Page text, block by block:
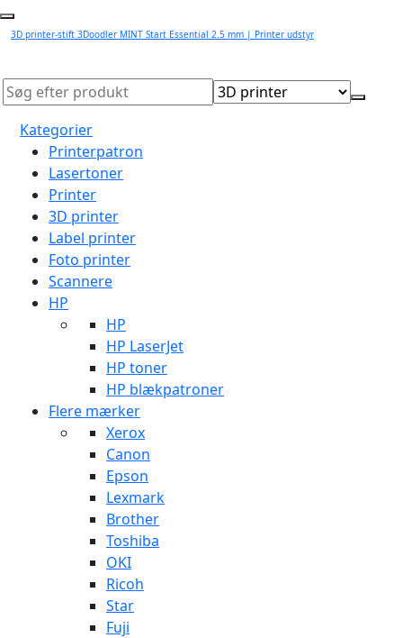
3D printer-stift 3Doodler MINT Start Essential 2.5 mm | Printer udstyr
Kategorier
Printerpatron
Lasertoner
Printer
3D printer
Label printer
Foto printer
Scannere
HP
HP
HP LaserJet
HP toner
HP blækpatroner
Flere mærker
Xerox
Canon
Epson
Lexmark
Brother
Toshiba
OKI
Ricoh
Star
Fuji